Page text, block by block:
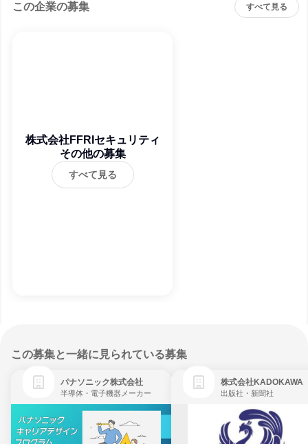
この企業の募集 すべて見る
株式会社FFRIセキュリティ
その他の募集
すべて見る
この募集と一緒に見られている募集
パナソニック株式会社
半導体・電子機器メーカー
株式会社KADOKAWA
出版社・新聞社